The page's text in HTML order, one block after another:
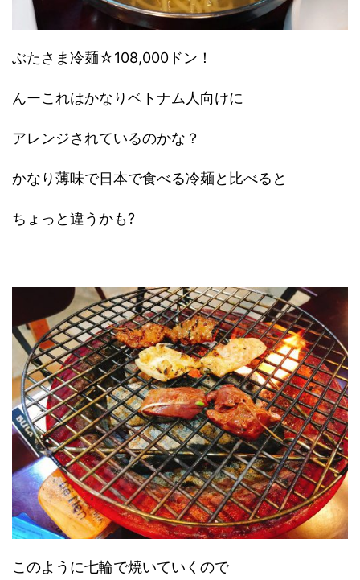
ぶたさま冷麺☆108,000ドン！
んーこれはかなりベトナム人向けに
アレンジされているのかな？
かなり薄味で日本で食べる冷麺と比べると
ちょっと違うかも?
このように七輪で焼いていくので